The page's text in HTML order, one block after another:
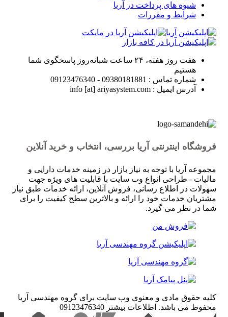
شیوه های پرداخت در آریا
شرایط و مقررات
هفت روز هفته، ۲۴ ساعت شبانه‌روز پاسخگوی شما
هستیم
شماره تماس : 09380181881 - 09123476340
آدرس ایمیل : info [at] ariyasystem.com
فروشگاه اینترنتی آریا بررسی، انتخاب و خرید آنلاین
مجموعه آریا با توجه به نیاز بازار در زمینه خدمات دارایی و
مالیات - طراحی انواع وب سایت با قابلیت های ویژه جهت
سهولات در اطلاع رسانی، فروش آنلاین، ارائه خدمات طبق نیاز
مشتریان خدمات خود را ارائه و بالاترین سطح کیفیت را برای
شما در نظر می گیرد.
کلیه حقوق مادی و معنوی وب سایت برای گروه مهندسی آریا
محفوظ می باشد. اطلاعات بیشتر 09123476340